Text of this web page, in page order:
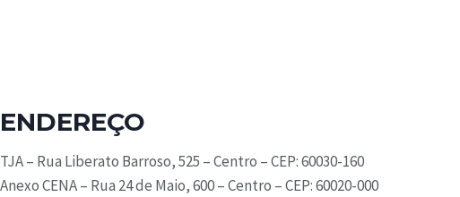
ENDEREÇO
TJA – Rua Liberato Barroso, 525 – Centro – CEP: 60030-160
Anexo CENA – Rua 24 de Maio, 600 – Centro – CEP: 60020-000